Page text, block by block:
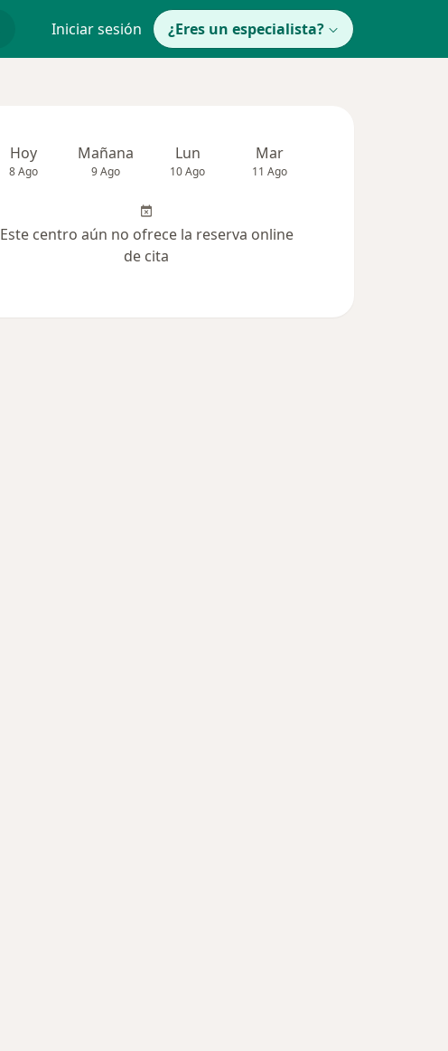
Iniciar sesión ¿Eres un especialista?
Hoy
8 Ago
Mañana
9 Ago
Lun
10 Ago
Mar
11 Ago
Este centro aún no ofrece la reserva online
de cita